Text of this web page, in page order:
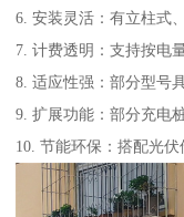
6. 安装灵活：有立柱式
7. 计费透明：支持按电
8. 适应性强：部分型号
9. 扩展功能：部分充电
10. 节能环保：搭配光